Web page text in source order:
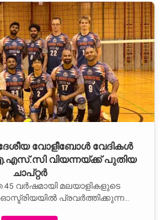
വോളീബോള്‍ വേദികള്‍
വിയന്നയ്ക്ക് പുതിയ
ചാപ്റ്റര്‍
45 വര്‍ഷമായി മലയാളികളുടെ
പ്രവര്‍ത്തിക്കുന്ന